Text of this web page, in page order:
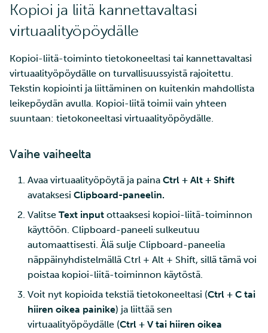
Kopioi ja liitä kannettavaltasi
virtuaalityöpöydälle
Kopioi-liitä-toiminto tietokoneeltasi tai kannettavaltasi
virtuaalityöpöydälle on turvallisuussyistä rajoitettu.
Tekstin kopiointi ja liittäminen on kuitenkin mahdollista
leikepöydän avulla. Kopioi-liitä toimii vain yhteen
suuntaan: tietokoneeltasi virtuaalityöpöydälle.
Vaihe vaiheelta
Avaa virtuaalityöpöytä ja paina Ctrl + Alt + Shift
avataksesi Clipboard-paneelin.
Valitse Text input ottaaksesi kopioi-liitä-toiminnon
käyttöön. Clipboard-paneeli sulkeutuu
automaattisesti. Älä sulje Clipboard-paneelia
näppäinyhdistelmällä Ctrl + Alt + Shift, sillä tämä voi
poistaa kopioi-liitä-toiminnon käytöstä.
Voit nyt kopioida tekstiä tietokoneeltasi (Ctrl + C tai
hiiren oikea painike) ja liittää sen
virtuaalityöpöydälle (Ctrl + V tai hiiren oikea